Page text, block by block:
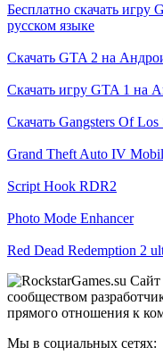
Бесплатно скачать игру
русском языке
Скачать GTA 2 на
Скачать игру GTA 1 на
Скачать Gangsters Of
Grand Theft Auto IV
Script Hook RDR2
Photo Mode Enhancer
Red Dead Redemption 2
Сайт
сообществом
прямого отношения к
Мы в социальных сетях: